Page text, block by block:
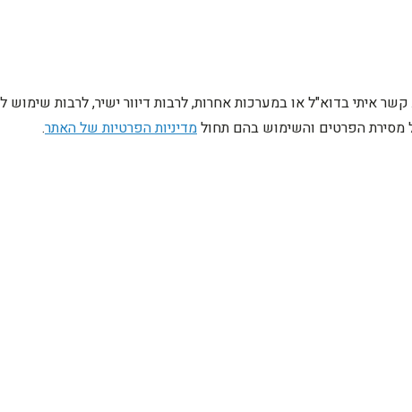
איתי בדוא"ל או במערכות אחרות, לרבות דיוור ישיר, לרבות
מסירת הפרטים והשימוש בהם תחולמדיניות הפרטיות של האתר.